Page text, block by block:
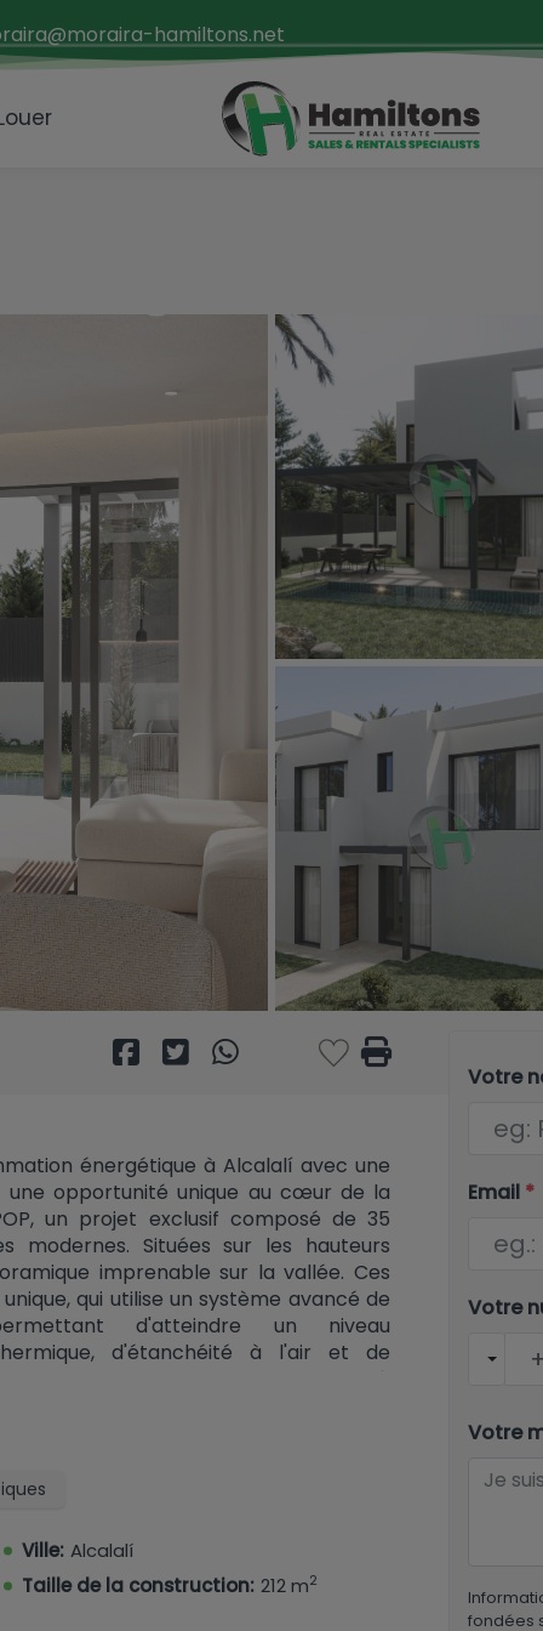
hamiltons.net
énergétique à Alcalalí avec une
une opportunité unique au cœur de la
un projet exclusif composé de 35
modernes. Situées sur les hauteurs
imprenable sur la vallée. Ces
qui utilise un système avancé de
d'atteindre un niveau
d'étanchéité à l'air et de
de prix habituelle. Grâce à
du dernier test, il est déjà clair que la
trois modèles de maisons
chacun orienté au sud pour un
long de l'année. Modèle A – Confort
Ville: Alcalalí
Taille de la construction: 212 m2
Votre
Email *
Votre
Votre
fondées